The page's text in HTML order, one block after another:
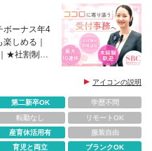
ボーナス年4
しめる｜
★社割制度
アイコンの説明
第二新卒OK
学歴不問
転勤なし
リモートOK
産育休活用有
服装自由
育児と両立
ブランクOK